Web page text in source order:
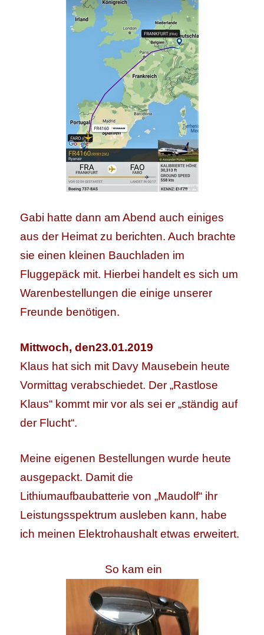
Gabi hatte dann am Abend auch einiges
aus der Heimat zu berichten. Auch brachte
sie einen kleinen Bauchladen im
Fluggepäck mit. Hierbei handelt es sich um
Warenbestellungen die einige unserer
Freunde benötigen.
Mittwoch, den23.01.2019
Klaus hat sich mit Davy Mausebein heute
Vormittag verabschiedet. Der „Rastlose
Klaus“ kommt mir vor als sei er „ständig auf
der Flucht“.
Meine eigenen Bestellungen wurde heute
ausgepackt. Damit die
Lithiumaufbaubatterie von „Maudolf“ ihr
Leistungsspektrum ausleben kann, habe
ich meinen Elektrohaushalt etwas erweitert.
So kam ein